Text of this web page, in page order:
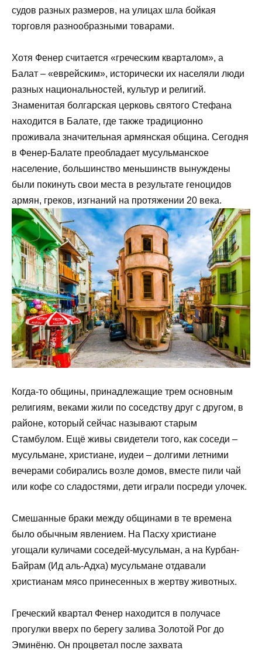
судов разных размеров, на улицах шла бойкая
торговля разнообразными товарами.
Хотя Фенер считается «греческим кварталом», а
Балат – «еврейским», исторически их населяли люди
разных национальностей, культур и религий.
Знаменитая болгарская церковь святого Стефана
находится в Балате, где также традиционно
проживала значительная армянская община. Сегодня
в Фенер-Балате преобладает мусульманское
население, большинство меньшинств вынуждены
были покинуть свои места в результате геноцидов
армян, греков, изгнаний на протяжении 20 века.
Когда-то общины, принадлежащие трем основным
религиям, веками жили по соседству друг с другом, в
районе, который сейчас называют старым
Стамбулом. Ещё живы свидетели того, как соседи –
мусульмане, христиане, иудеи – долгими летними
вечерами собирались возле домов, вместе пили чай
или кофе со сладостями, дети играли посреди улочек.
Смешанные браки между общинами в те времена
было обычным явлением. На Пасху христиане
угощали куличами соседей-мусульман, а на Курбан-
Байрам (Ид аль-Адха) мусульмане отдавали
христианам мясо принесенных в жертву животных.
Греческий квартал Фенер находится в получасе
прогулки вверх по берегу залива Золотой Рог до
Эминёню. Он процветал после захвата